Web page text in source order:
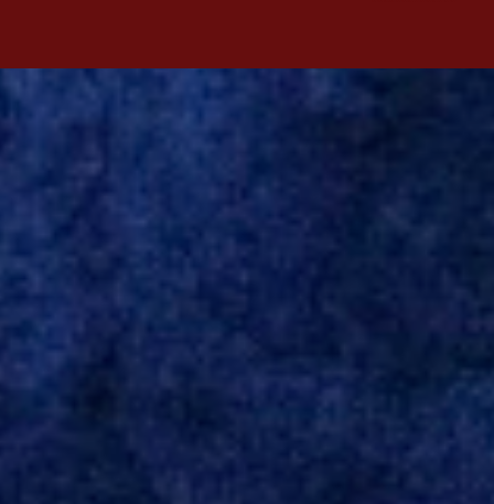
Evian, da França, Hellas Verona, da Itália, e Ludogorets, da
Bulgária. O último clube brasileiro foi a Chapecoense, em 2020.
Desde então, está no Kayserispor. Caso a negociação seja
opção de Mano Menezes no setor de meio-campo. Atualmente, na
contração de Campanharo de 31 anos